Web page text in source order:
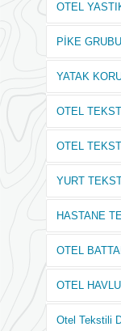
OTEL
PİKE GRUBU
YATAK
OTEL
OTEL
YURT
HASTANE
OTEL
OTEL
Otel Tekstili